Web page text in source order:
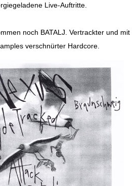
Live-Auftritte.
noch BATALJ. Vertrackter und mit
verschnürter Hardcore.